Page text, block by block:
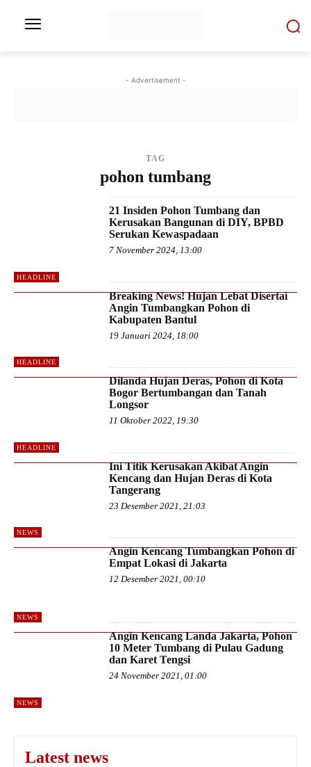
- Advertisement -
TAG
pohon tumbang
HEADLINE
21 Insiden Pohon Tumbang dan
Kerusakan Bangunan di DIY, BPBD
Serukan Kewaspadaan
7 November 2024, 13:00
HEADLINE
Breaking News! Hujan Lebat Disertai
Angin Tumbangkan Pohon di
Kabupaten Bantul
19 Januari 2024, 18:00
HEADLINE
Dilanda Hujan Deras, Pohon di Kota
Bogor Bertumbangan dan Tanah
Longsor
11 Oktober 2022, 19:30
NEWS
Ini Titik Kerusakan Akibat Angin
Kencang dan Hujan Deras di Kota
Tangerang
23 Desember 2021, 21:03
NEWS
Angin Kencang Tumbangkan Pohon di
Empat Lokasi di Jakarta
12 Desember 2021, 00:10
NEWS
Angin Kencang Landa Jakarta, Pohon
10 Meter Tumbang di Pulau Gadung
dan Karet Tengsi
24 November 2021, 01:00
Latest news